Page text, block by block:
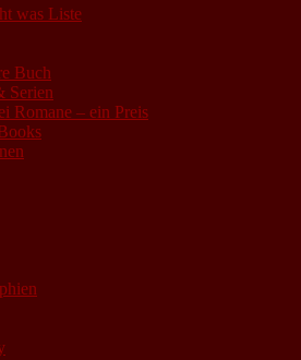
was Liste
Buch
Serien
Romane – ein Preis